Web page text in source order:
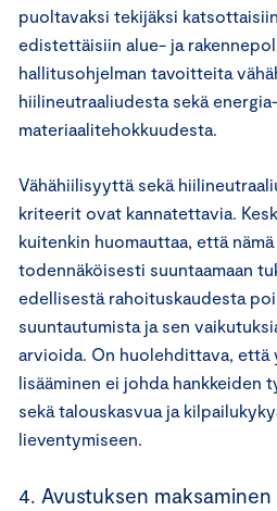
puoltavaksi tekijäksi
edistettäisiin alue- ja
hallitusohjelman tavoitteita
hiilineutraaliudesta sekä
materiaalitehokkuudesta.
Vähähiilisyyttä sekä
kriteerit ovat kannatettavia.
kuitenkin huomauttaa, että
todennäköisesti suuntaamaan
edellisestä rahoituskaudesta
suuntautumista ja sen
arvioida. On huolehdittava,
lisääminen ei johda hankkeiden
sekä talouskasvua ja
lieventymiseen.
4. Avustuksen